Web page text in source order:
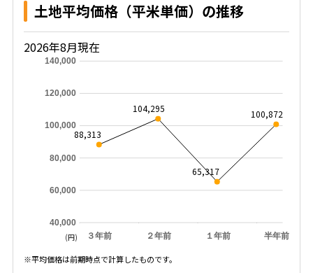
土地平均価格（平米単価）の推移
2026年8月現在
３年前 ２年前 １年前 半年前
40,000
60,000
80,000
100,000
120,000
140,000
88,313
104,295
65,317
100,872
(円)
※平均価格は前期時点で計算したものです。